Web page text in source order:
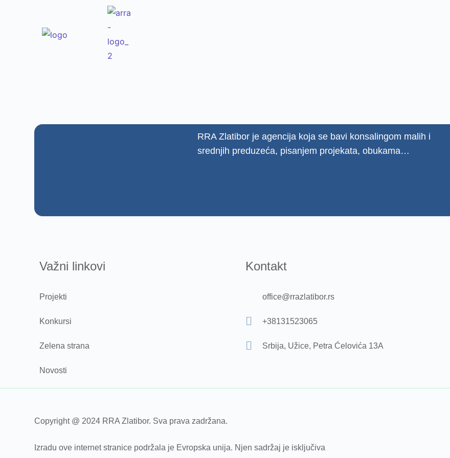
RRA Zlatibor je agencija koja se bavi konsalingom malih i
srednjih preduzeća, pisanjem projekata, obukama…
Važni linkovi
Projekti
Konkursi
Zelena strana
Novosti
Kontakt
office@rrazlatibor.rs
+38131523065
Srbija, Užice, Petra Ćelovića 13A
Copyright @ 2024 RRA Zlatibor. Sva prava zadržana.
Izradu ove internet stranice podržala je Evropska unija. Njen sadržaj je isključiva